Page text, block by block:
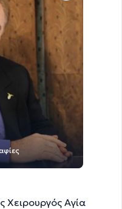
Χειρουργός Αγία